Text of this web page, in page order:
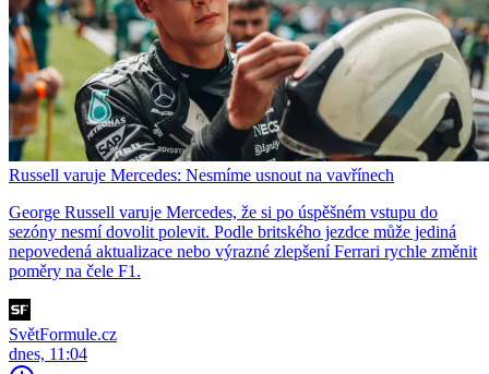
Russell varuje Mercedes: Nesmíme usnout na vavřínech
George Russell varuje Mercedes, že si po úspěšném vstupu do
sezóny nesmí dovolit polevit. Podle britského jezdce může jediná
nepovedená aktualizace nebo výrazné zlepšení Ferrari rychle změnit
poměry na čele F1.
SvětFormule.cz
dnes, 11:04